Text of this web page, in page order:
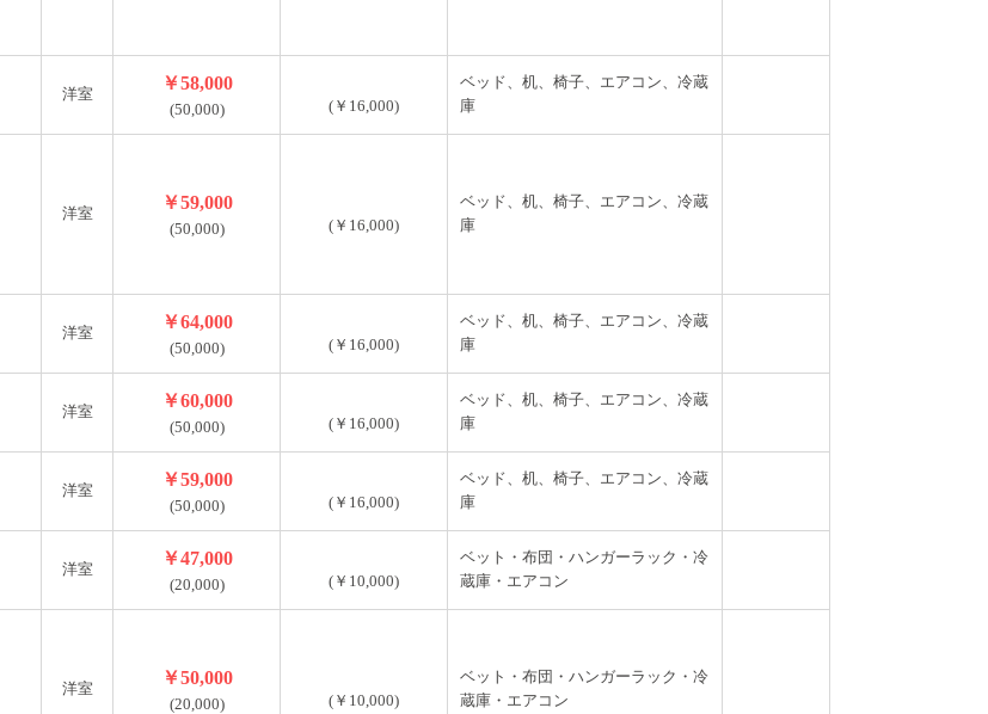
洋室
￥58,000
(50,000) (￥16,000)
ベッド、机、椅子、エアコン、冷蔵
庫
洋室
￥59,000
(50,000) (￥16,000)
ベッド、机、椅子、エアコン、冷蔵
庫
洋室
￥64,000
(50,000) (￥16,000)
ベッド、机、椅子、エアコン、冷蔵
庫
洋室
￥60,000
(50,000) (￥16,000)
ベッド、机、椅子、エアコン、冷蔵
庫
洋室
￥59,000
(50,000) (￥16,000)
ベッド、机、椅子、エアコン、冷蔵
庫
洋室
￥47,000
(20,000) (￥10,000)
ベット・布団・ハンガーラック・冷
蔵庫・エアコン
洋室
￥50,000
(20,000) (￥10,000)
ベット・布団・ハンガーラック・冷
蔵庫・エアコン